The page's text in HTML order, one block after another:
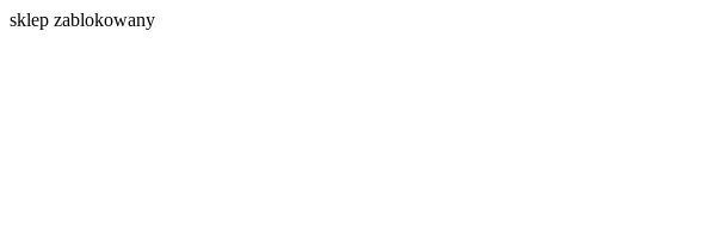
sklep zablokowany